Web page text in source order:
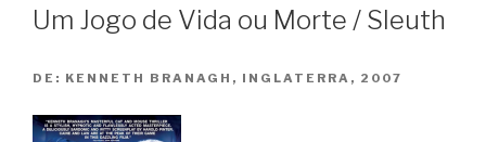
Um Jogo de Vida ou Morte / Sleuth
DE: KENNETH BRANAGH, INGLATERRA, 2007